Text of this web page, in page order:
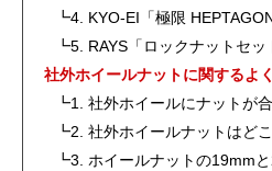
┗4. KYO-EI「極限
┗5. RAYS「ロックナットセッ
社外ホイールナットに関するよ
┗1. 社外ホイールにナットが
┗2. 社外ホイールナットはど
┗3. ホイールナットの19mm